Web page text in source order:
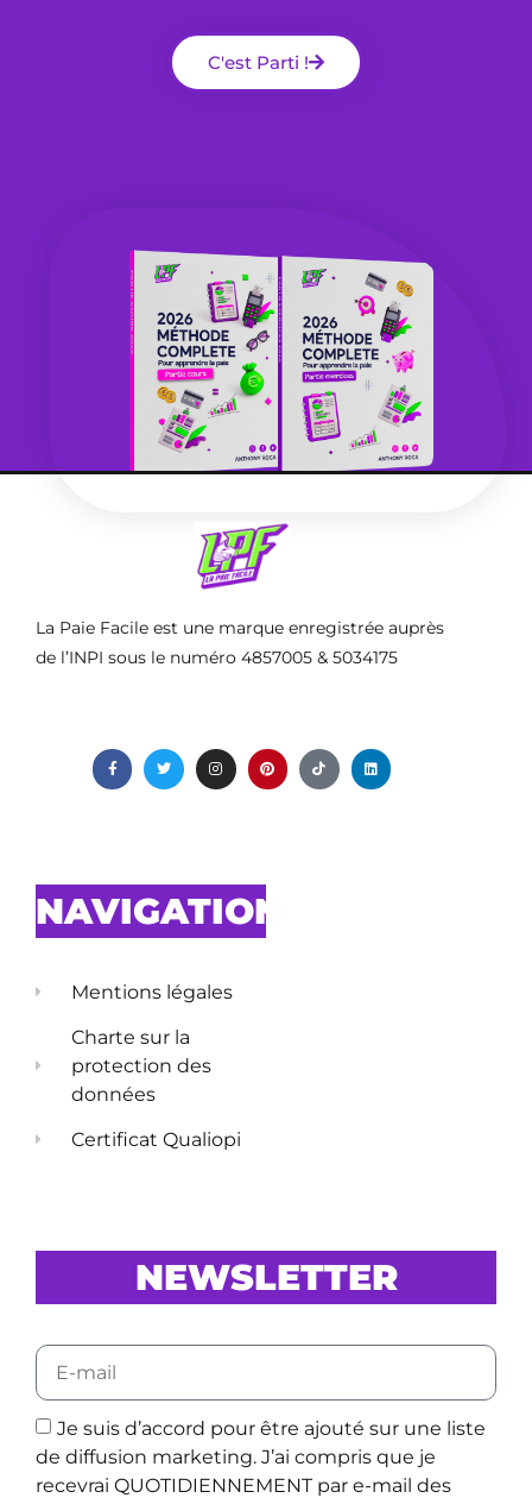
C'est Parti !
La Paie Facile est une marque enregistrée auprès
de l’INPI sous le numéro 4857005 & 5034175
NAVIGATION
Mentions légales
Charte sur la
protection des
données
Certificat Qualiopi
NEWSLETTER
Je suis d’accord pour être ajouté sur une liste
de diffusion marketing. J’ai compris que je
recevrai QUOTIDIENNEMENT par e-mail des